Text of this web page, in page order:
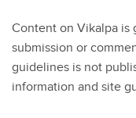
Content on Vikalpa is
submission or
guidelines is not
information and site